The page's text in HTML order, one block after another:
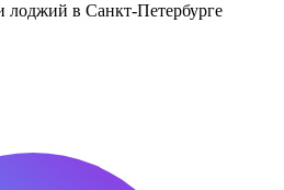
лоджий в Санкт-Петербурге